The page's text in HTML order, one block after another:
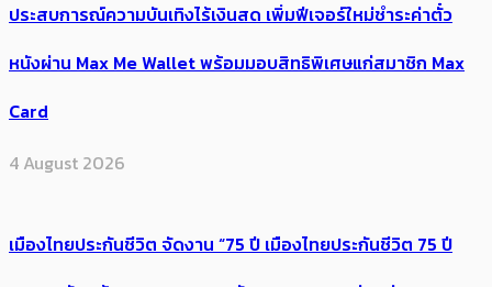
ประสบการณ์ความบันเทิงไร้เงินสด เพิ่มฟีเจอร์ใหม่ชำระค่าตั๋ว
หนังผ่าน Max Me Wallet พร้อมมอบสิทธิพิเศษแก่สมาชิก Max
Card
4 August 2026
เมืองไทยประกันชีวิต จัดงาน “75 ปี เมืองไทยประกันชีวิต 75 ปี